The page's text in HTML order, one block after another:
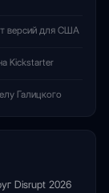
версий для США
Kickstarter
Галицкого
Disrupt 2026